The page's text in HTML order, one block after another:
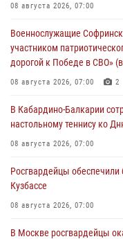
08 августа 2026, 07:00
Военнослужащие
участником
дорогой к Победе в СВО»
08 августа 2026, 07:00 2
В Кабардино-Балкарии
настольному теннису ко
08 августа 2026, 07:00
Росгвардейцы
Кузбассе
08 августа 2026, 07:00
В Москве росгвардейцы